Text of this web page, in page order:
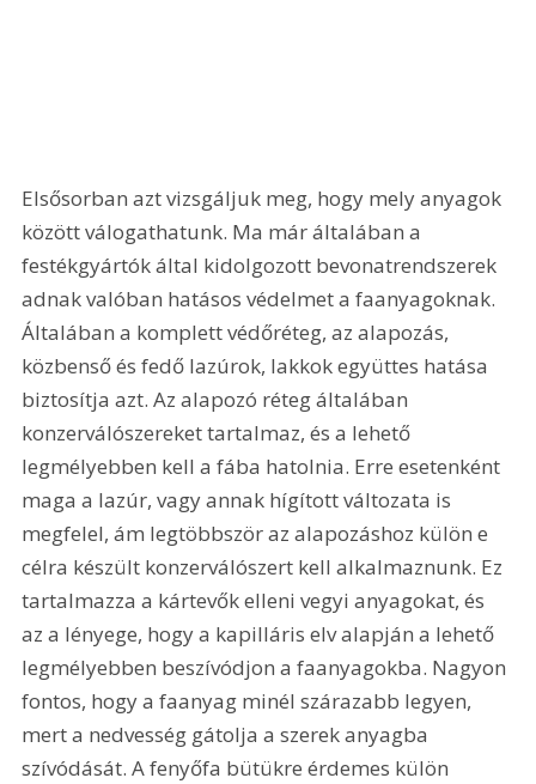
Elsősorban azt vizsgáljuk meg, hogy mely anyagok
között válogathatunk. Ma már általában a
festékgyártók által kidolgozott bevonatrendszerek
adnak valóban hatásos védelmet a faanyagoknak.
Általában a komplett védőréteg, az alapozás,
közbenső és fedő lazúrok, lakkok együttes hatása
biztosítja azt. Az alapozó réteg általában
konzerválószereket tartalmaz, és a lehető
legmélyebben kell a fába hatolnia. Erre esetenként
maga a lazúr, vagy annak hígított változata is
megfelel, ám legtöbbször az alapozáshoz külön e
célra készült konzerválószert kell alkalmaznunk. Ez
tartalmazza a kártevők elleni vegyi anyagokat, és
az a lényege, hogy a kapilláris elv alapján a lehető
legmélyebben beszívódjon a faanyagokba. Nagyon
fontos, hogy a faanyag minél szárazabb legyen,
mert a nedvesség gátolja a szerek anyagba
szívódását. A fenyőfa bütükre érdemes külön